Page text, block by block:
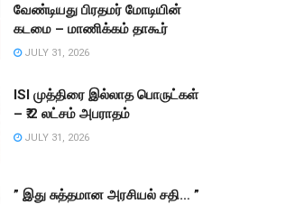
வேண்டியது பிரதமர் மோடியின்
கடமை – மாணிக்கம் தாகூர்
JULY 31, 2026
ISI முத்திரை இல்லாத பொருட்கள்
– ₹.2 லட்சம் அபராதம்
JULY 31, 2026
” இது சுத்தமான அரசியல் சதி… ”